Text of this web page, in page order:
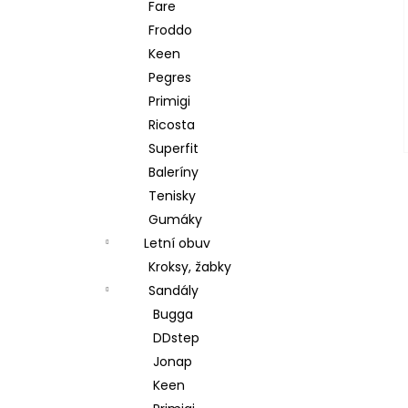
Fare
Froddo
Keen
Pegres
Primigi
Ricosta
Superfit
Baleríny
Tenisky
Gumáky
Letní obuv
Kroksy, žabky
Sandály
Bugga
DDstep
Jonap
Keen